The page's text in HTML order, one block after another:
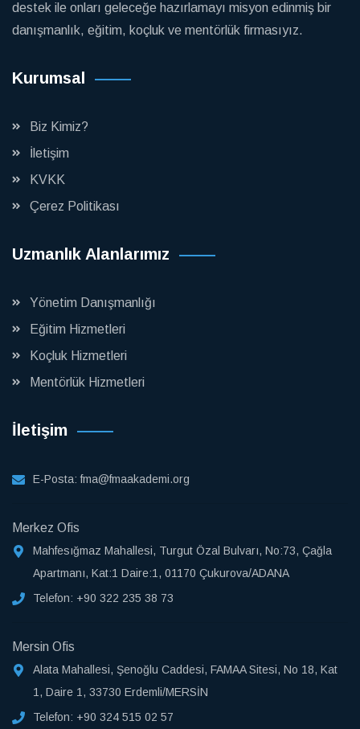
destek ile onları geleceğe hazırlamayı misyon edinmiş bir
danışmanlık, eğitim, koçluk ve mentörlük firmasıyız.
Kurumsal
Biz Kimiz?
İletişim
KVKK
Çerez Politikası
Uzmanlık Alanlarımız
Yönetim Danışmanlığı
Eğitim Hizmetleri
Koçluk Hizmetleri
Mentörlük Hizmetleri
İletişim
E-Posta:fma@fmaakademi.org
Merkez Ofis
Mahfesığmaz Mahallesi, Turgut Özal Bulvarı, No:73, Çağla
Apartmanı, Kat:1 Daire:1, 01170 Çukurova/ADANA
Telefon: +90 322 235 38 73
Mersin Ofis
Alata Mahallesi, Şenoğlu Caddesi, FAMAA Sitesi, No 18, Kat
1, Daire 1, 33730 Erdemli/MERSİN
Telefon: +90 324 515 02 57